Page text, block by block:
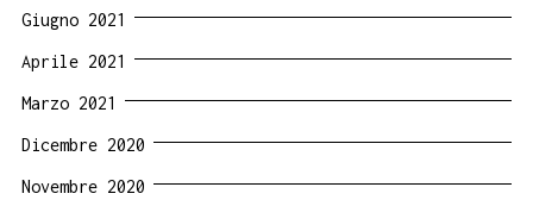
Giugno 2021
Aprile 2021
Marzo 2021
Dicembre 2020
Novembre 2020